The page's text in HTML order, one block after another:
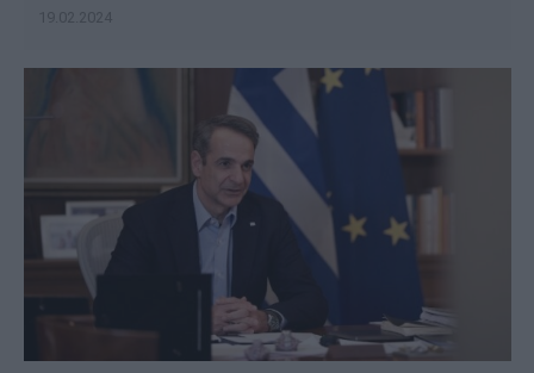
και να υπάρχει ισότιμη ψηφιακή υποστήριξη
της ελληνικής γλώσσας